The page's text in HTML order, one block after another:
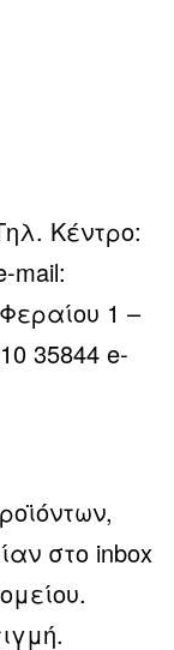
Κέντρο:
mail:
1 –
35844 e-
στο inbox